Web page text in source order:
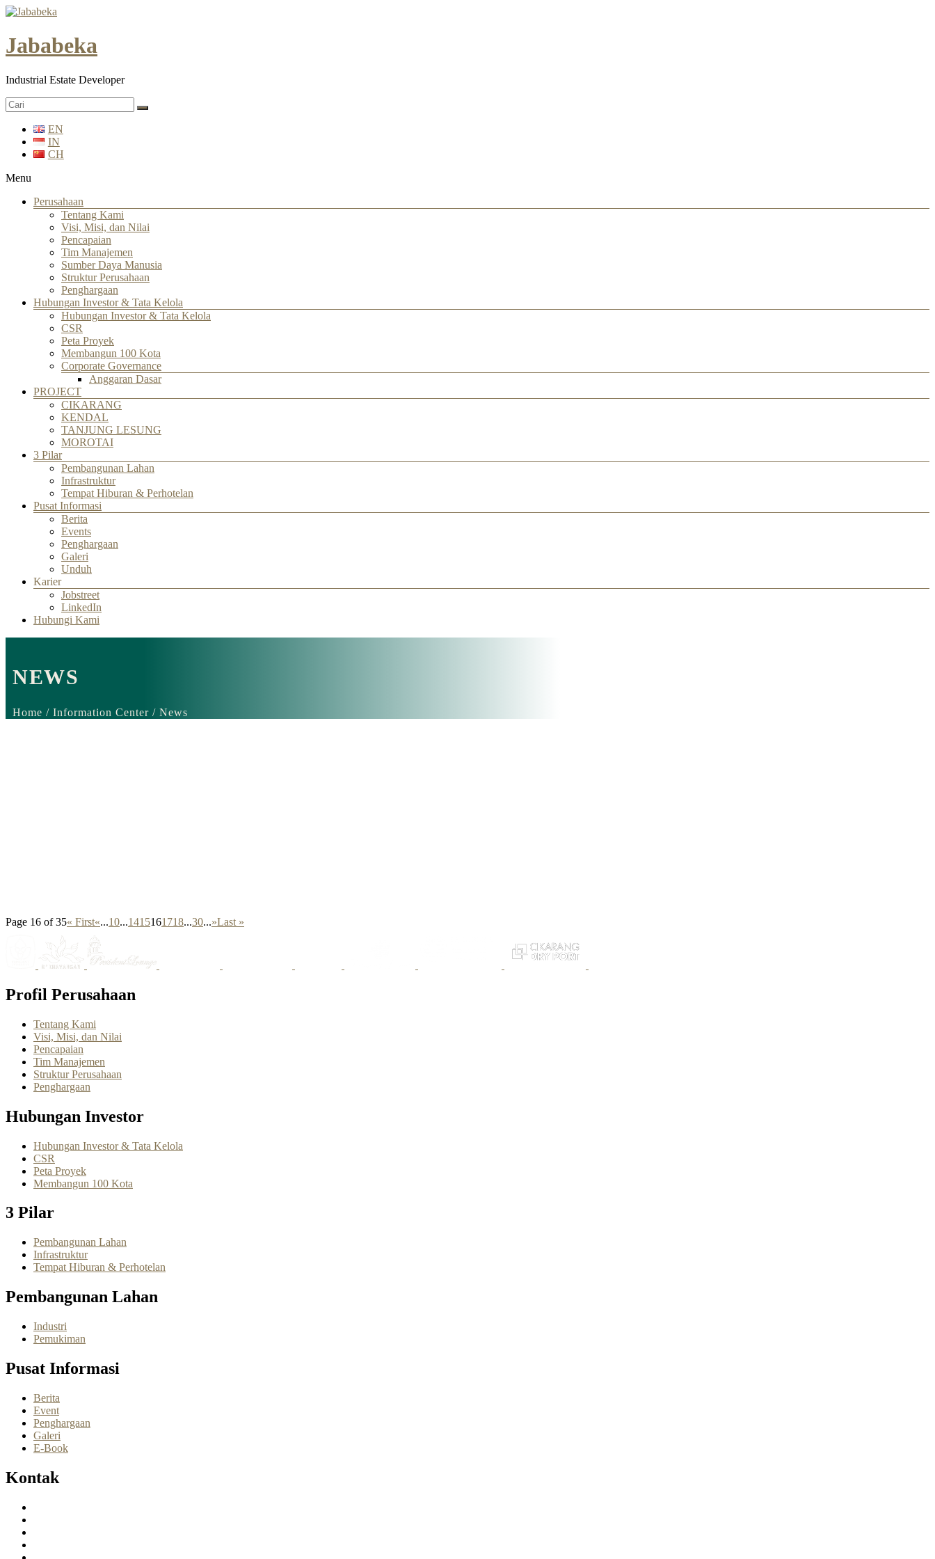
Jababeka
Industrial Estate Developer
EN
IN
CH
Menu
Perusahaan
Tentang Kami
Visi, Misi, dan Nilai
Pencapaian
Tim Manajemen
Sumber Daya Manusia
Struktur Perusahaan
Penghargaan
Hubungan Investor & Tata Kelola
Hubungan Investor & Tata Kelola
CSR
Peta Proyek
Membangun 100 Kota
Corporate Governance
Anggaran Dasar
PROJECT
CIKARANG
KENDAL
TANJUNG LESUNG
MOROTAI
3 Pilar
Pembangunan Lahan
Infrastruktur
Tempat Hiburan & Perhotelan
Pusat Informasi
Berita
Events
Penghargaan
Galeri
Unduh
Karier
Jobstreet
LinkedIn
Hubungi Kami
NEWS
Home / Information Center / News
Page 16 of 35« First«...10...1415161718...30...»Last »
Profil Perusahaan
Tentang Kami
Visi, Misi, dan Nilai
Pencapaian
Tim Manajemen
Struktur Perusahaan
Penghargaan
Hubungan Investor
Hubungan Investor & Tata Kelola
CSR
Peta Proyek
Membangun 100 Kota
3 Pilar
Pembangunan Lahan
Infrastruktur
Tempat Hiburan & Perhotelan
Pembangunan Lahan
Industri
Pemukiman
Pusat Informasi
Berita
Event
Penghargaan
Galeri
E-Book
Kontak